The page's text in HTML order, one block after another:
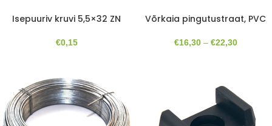
Isepuuriv kruvi 5,5×32 ZN
€0,15
Võrkaia pingutustraat, PVC
€16,30– €22,30